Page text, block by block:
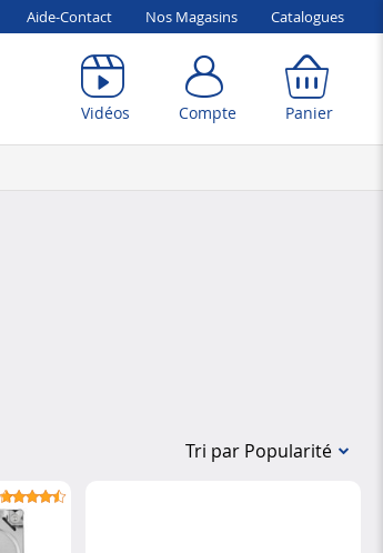
Aide-Contact Nos Magasins Catalogues
Vidéos Compte Panier
Tri par Popularité
Compte Panier